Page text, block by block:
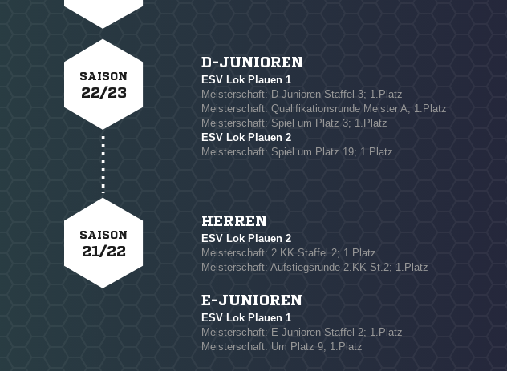
SAISON
22/23
D-JUNIOREN
ESV Lok Plauen 1
Meisterschaft: D-Junioren Staffel 3; 1.Platz
Meisterschaft: Qualifikationsrunde Meister A; 1.Platz
Meisterschaft: Spiel um Platz 3; 1.Platz
ESV Lok Plauen 2
Meisterschaft: Spiel um Platz 19; 1.Platz
SAISON
21/22
HERREN
ESV Lok Plauen 2
Meisterschaft: 2.KK Staffel 2; 1.Platz
Meisterschaft: Aufstiegsrunde 2.KK St.2; 1.Platz
E-JUNIOREN
ESV Lok Plauen 1
Meisterschaft: E-Junioren Staffel 2; 1.Platz
Meisterschaft: Um Platz 9; 1.Platz